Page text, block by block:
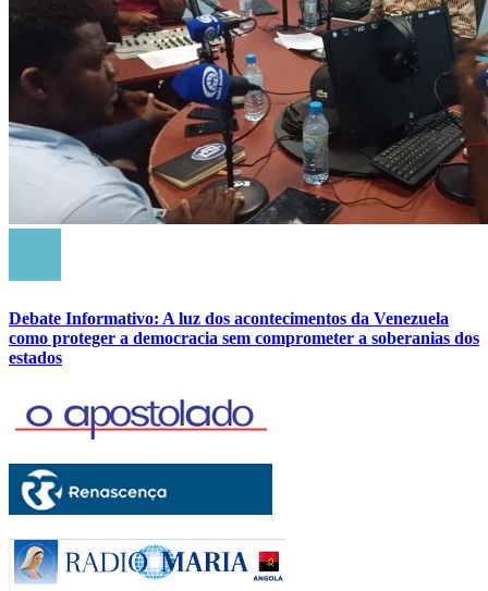
Debate Informativo: A luz dos acontecimentos da Venezuela
como proteger a democracia sem comprometer a soberanias dos
estados